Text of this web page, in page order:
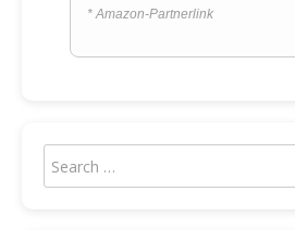
* Amazon-Partnerlink